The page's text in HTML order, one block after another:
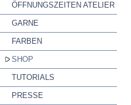
ÖFFNUNGSZEITEN ATELIER
GARNE
FARBEN
SHOP
TUTORIALS
PRESSE